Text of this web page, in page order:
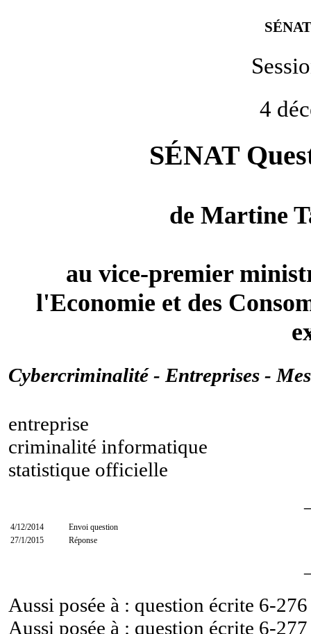
4
SÉNAT
de Martine
au vice-premier
l'Economie et des
Cybercriminalité - Entreprises -
entreprise
criminalité informatique
statistique officielle
4/12/2014
Envoi question
27/1/2015
Réponse
Aussi posée à : question écrite 6-276
Aussi posée à : question écrite 6-277